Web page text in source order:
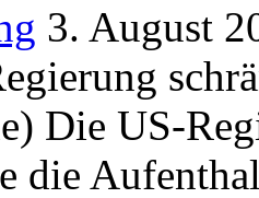
3. August
Die US-
die